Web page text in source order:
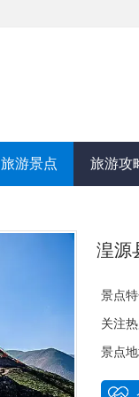
旅游景点 旅游攻
湟源
景点
关注
景点